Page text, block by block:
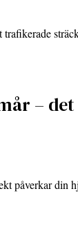
trafikerade
–
påverkar din